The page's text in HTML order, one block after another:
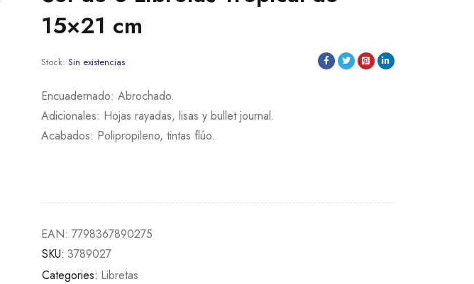
15×21 cm
Stock: Sin existencias
Encuadernado: Abrochado.
Adicionales: Hojas rayadas, lisas y bullet journal.
Acabados: Polipropileno, tintas flúo.
EAN:7798367890275
SKU: 3789027
Categories: Libretas